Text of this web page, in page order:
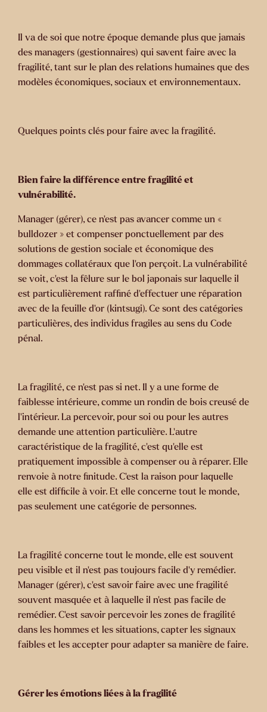
Il va de soi que notre époque demande plus que jamais
des managers (gestionnaires) qui savent faire avec la
fragilité, tant sur le plan des relations humaines que des
modèles économiques, sociaux et environnementaux.
Quelques points clés pour faire avec la fragilité.
Bien faire la différence entre fragilité et
vulnérabilité.
Manager (gérer), ce n’est pas avancer comme un «
bulldozer » et compenser ponctuellement par des
solutions de gestion sociale et économique des
dommages collatéraux que l’on perçoit. La vulnérabilité
se voit, c’est la fêlure sur le bol japonais sur laquelle il
est particulièrement raffiné d’effectuer une réparation
avec de la feuille d’or (kintsugi). Ce sont des catégories
particulières, des individus fragiles au sens du Code
pénal.
La fragilité, ce n’est pas si net. Il y a une forme de
faiblesse intérieure, comme un rondin de bois creusé de
l’intérieur. La percevoir, pour soi ou pour les autres
demande une attention particulière. L’autre
caractéristique de la fragilité, c’est qu’elle est
pratiquement impossible à compenser ou à réparer. Elle
renvoie à notre finitude. C’est la raison pour laquelle
elle est difficile à voir. Et elle concerne tout le monde,
pas seulement une catégorie de personnes.
La fragilité concerne tout le monde, elle est souvent
peu visible et il n’est pas toujours facile d’y remédier.
Manager (gérer), c’est savoir faire avec une fragilité
souvent masquée et à laquelle il n’est pas facile de
remédier. C’est savoir percevoir les zones de fragilité
dans les hommes et les situations, capter les signaux
faibles et les accepter pour adapter sa manière de faire.
Gérer les émotions liées à la fragilité